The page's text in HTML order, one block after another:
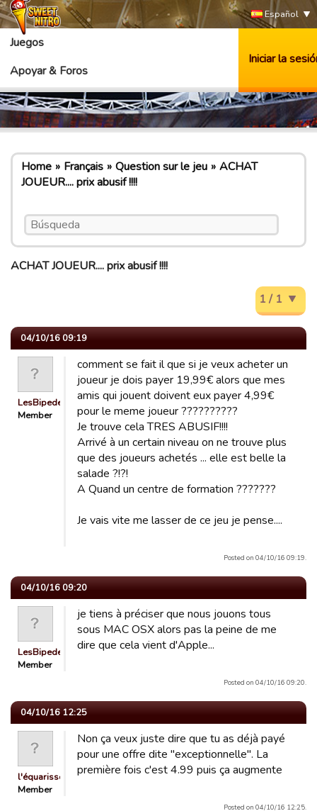
Español
Juegos
Apoyar & Foros
Iniciar la
Home Français Question sur le jeu
ACHAT
JOUEUR.... prix abusif !!!!
ACHAT JOUEUR.... prix abusif !!!!
1 / 1
04/10/16 09:19
LesBipedesBretons
Member
comment se fait il que si je veux acheter un
joueur je dois payer 19,99€ alors que mes
amis qui jouent doivent eux payer 4,99€
pour le meme joueur ??????????
Je trouve cela TRES ABUSIF!!!!
Arrivé à un certain niveau on ne trouve plus
que des joueurs achetés ... elle est belle la
salade ?!?!
A Quand un centre de formation ???????
Je vais vite me lasser de ce jeu je pense....
Posted on 04/10/16 09:19.
04/10/16 09:20
LesBipedesBretons
Member
je tiens à préciser que nous jouons tous
sous MAC OSX alors pas la peine de me
dire que cela vient d'Apple...
Posted on 04/10/16 09:20.
04/10/16 12:25
l'équarisseur
Member
Non ça veux juste dire que tu as déjà payé
pour une offre dite "exceptionnelle". La
première fois c'est 4.99 puis ça augmente
Posted on 04/10/16 12:25.